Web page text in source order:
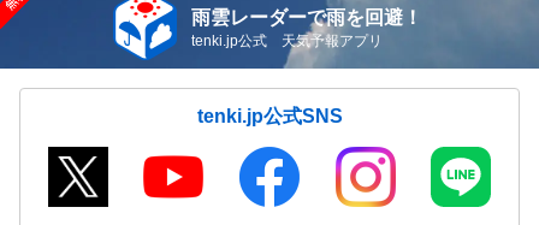
雨雲レーダーで雨を回避！
tenki.jp公式 天気予報アプリ
tenki.jp公式SNS